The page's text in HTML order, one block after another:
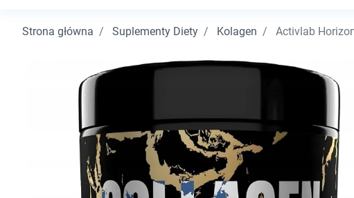
Strona główna Suplementy Diety Kolagen Activlab